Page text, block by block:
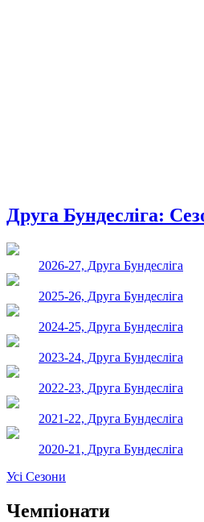
Друга Бундесліга:
2026-27, Друга Бундесліга
2025-26, Друга Бундесліга
2024-25, Друга Бундесліга
2023-24, Друга Бундесліга
2022-23, Друга Бундесліга
2021-22, Друга Бундесліга
2020-21, Друга Бундесліга
Усі Сезони
Чемпіонати